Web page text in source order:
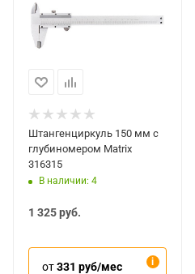
Штангенциркуль 150 мм с
глубиномером Matrix
316315
В наличии: 4
1 325руб.
от331 руб/мес